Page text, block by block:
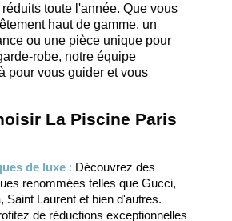
toute l'année. Que vous
haut de gamme, un
ou une pièce unique pour
robe, notre équipe
pour vous guider et vous
La Piscine Paris
de luxe : Découvrez des
renommées telles que Gucci,
Saint Laurent et bien d'autres.
de réductions exceptionnelles